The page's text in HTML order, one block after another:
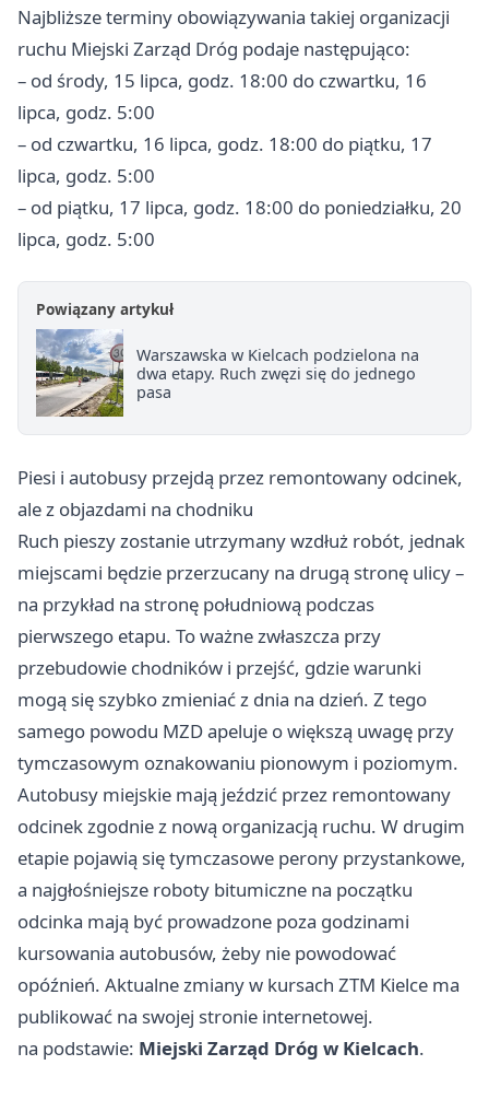
Najbliższe terminy obowiązywania takiej organizacji
ruchu Miejski Zarząd Dróg podaje następująco:
– od środy, 15 lipca, godz. 18:00 do czwartku, 16
lipca, godz. 5:00
– od czwartku, 16 lipca, godz. 18:00 do piątku, 17
lipca, godz. 5:00
– od piątku, 17 lipca, godz. 18:00 do poniedziałku, 20
lipca, godz. 5:00
Powiązany artykuł
Warszawska w Kielcach podzielona na
dwa etapy. Ruch zwęzi się do jednego
pasa
Piesi i autobusy przejdą przez remontowany odcinek,
ale z objazdami na chodniku
Ruch pieszy zostanie utrzymany wzdłuż robót, jednak
miejscami będzie przerzucany na drugą stronę ulicy –
na przykład na stronę południową podczas
pierwszego etapu. To ważne zwłaszcza przy
przebudowie chodników i przejść, gdzie warunki
mogą się szybko zmieniać z dnia na dzień. Z tego
samego powodu MZD apeluje o większą uwagę przy
tymczasowym oznakowaniu pionowym i poziomym.
Autobusy miejskie mają jeździć przez remontowany
odcinek zgodnie z nową organizacją ruchu. W drugim
etapie pojawią się tymczasowe perony przystankowe,
a najgłośniejsze roboty bitumiczne na początku
odcinka mają być prowadzone poza godzinami
kursowania autobusów, żeby nie powodować
opóźnień. Aktualne zmiany w kursach ZTM Kielce ma
publikować na swojej stronie internetowej.
na podstawie: Miejski Zarząd Dróg w Kielcach.